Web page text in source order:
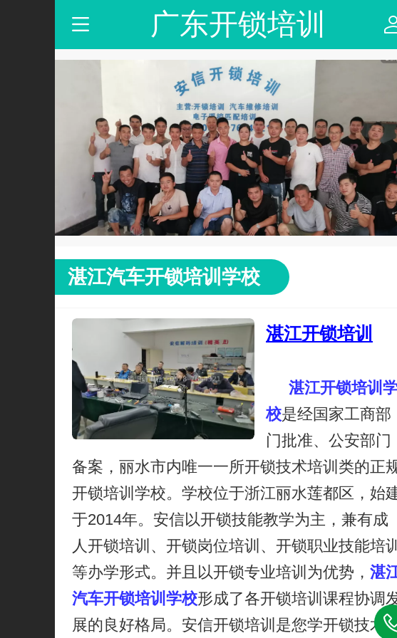
广东开锁培训
湛江汽车开锁培训学校
湛江开锁培训
湛江开锁培训
校是经国家工商部
门批准、公安部门
备案，丽水市内唯一一所开锁技术培训类的正
开锁培训学校。学校位于浙江丽水莲都区，始
于2014年。安信以开锁技能教学为主，兼有成
人开锁培训、开锁岗位培训、开锁职业技能培训
等办学形式。并且以开锁专业培训为优势， 湛
汽车开锁培训学校形成了各开锁培训课程协调
展的良好格局。安信开锁培训是您学开锁技术